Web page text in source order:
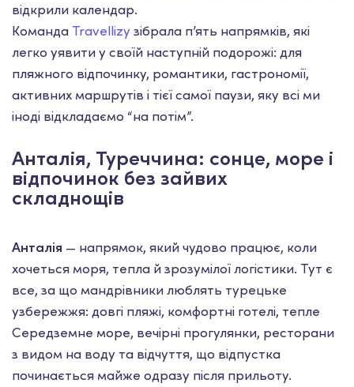
відкрили календар.
Команда Travellizy зібрала п’ять напрямків, які
легко уявити у своїй наступній подорожі: для
пляжного відпочинку, романтики, гастрономії,
активних маршрутів і тієї самої паузи, яку всі ми
іноді відкладаємо “на потім”.
Анталія, Туреччина: сонце, море і
відпочинок без зайвих
складнощів
Анталія — напрямок, який чудово працює, коли
хочеться моря, тепла й зрозумілої логістики. Тут є
все, за що мандрівники люблять турецьке
узбережжя: довгі пляжі, комфортні готелі, тепле
Середземне море, вечірні прогулянки, ресторани
з видом на воду та відчуття, що відпустка
починається майже одразу після прильоту.